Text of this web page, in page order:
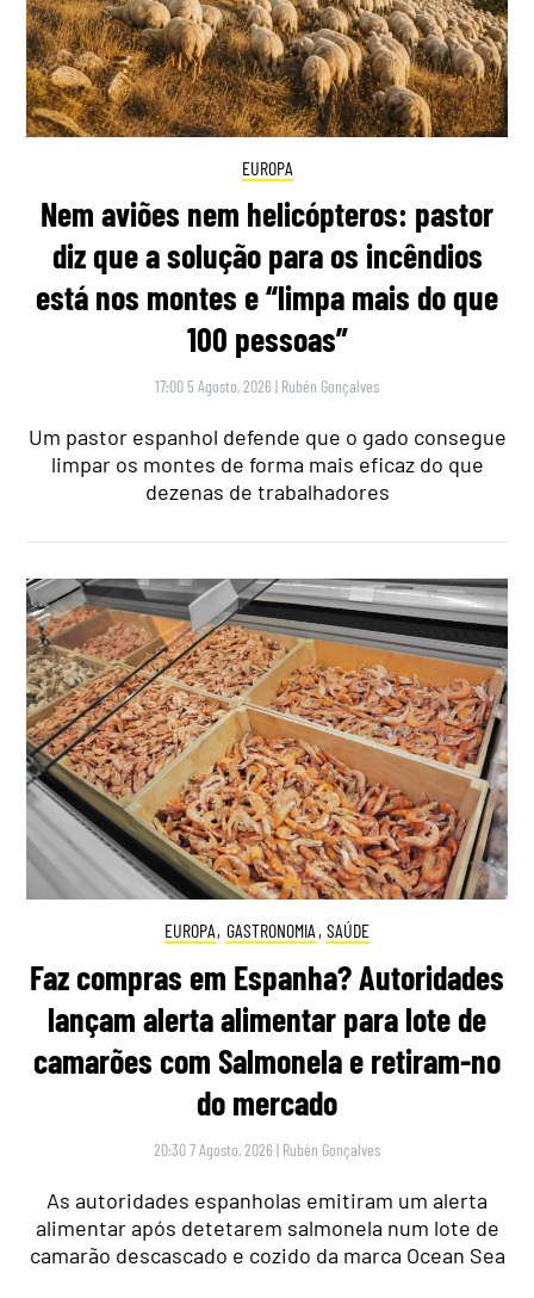
EUROPA
Nem aviões nem helicópteros: pastor
diz que a solução para os incêndios
está nos montes e “limpa mais do que
100 pessoas”
17:00 5 Agosto, 2026 | Rubén Gonçalves
Um pastor espanhol defende que o gado consegue
limpar os montes de forma mais eficaz do que
dezenas de trabalhadores
EUROPA, GASTRONOMIA , SAÚDE
Faz compras em Espanha? Autoridades
lançam alerta alimentar para lote de
camarões com Salmonela e retiram-no
do mercado
20:30 7 Agosto, 2026 | Rubén Gonçalves
As autoridades espanholas emitiram um alerta
alimentar após detetarem salmonela num lote de
camarão descascado e cozido da marca Ocean Sea